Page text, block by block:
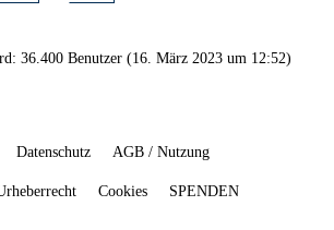
36.400 Benutzer (16. März 2023 um 12:52)
Datenschutz AGB / Nutzung
Cookies SPENDEN